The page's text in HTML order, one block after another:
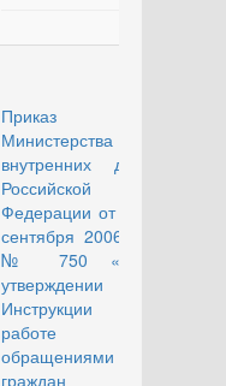
Приказ
Министерства
внутренних дел
Российской
Федерации от 22
сентября 2006 г.
№ 750 «Об
утверждении
Инструкции по
работе с
обращениями
граждан в